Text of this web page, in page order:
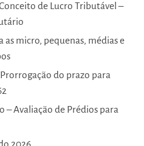
de Lucro Tributável –
micro, pequenas, médias e
do prazo para
– Avaliação de Prédios para